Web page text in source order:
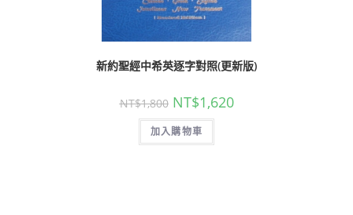
新約聖經中希英逐字對照(更新版)
NT$1,800 NT$1,620
加入購物車